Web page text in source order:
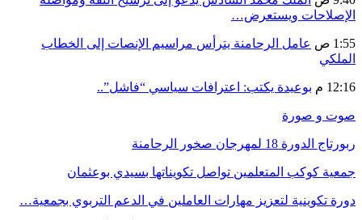
الإصلاحات ويستعرض…
1:55 ص
عامل الرحامنة يترأس مراسيم الإنصات إلى الخطاب
الملكي
12:16 م بوعيدة يكتب: اعترافات سياسي “فاشل”..
صوت و صورة
ربورتاج الدورة 18 لمهرجان صخور الرحامنة
جمعية كوكب المتعلمين تواصل تكويناتها بسيدي بوعثمان
دورة تكوينية لتعزيز مهارات العاملين في الدعم التربوي بجمعية…